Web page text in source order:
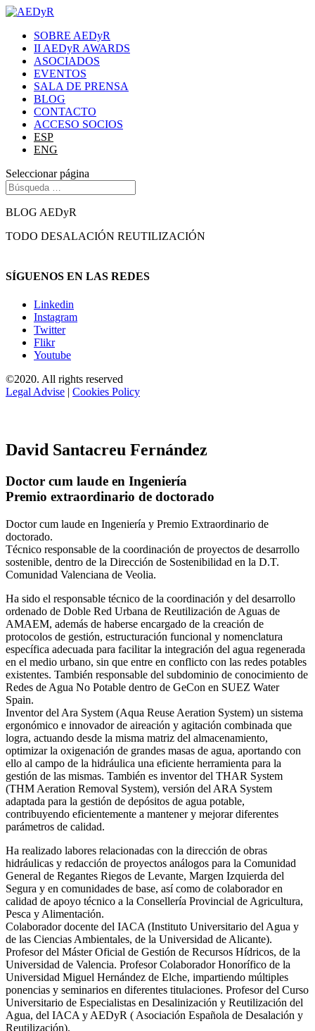
SOBRE AEDyR
II AEDyR AWARDS
ASOCIADOS
EVENTOS
SALA DE PRENSA
BLOG
CONTACTO
ACCESO SOCIOS
ESP
ENG
Seleccionar página
BLOG AEDyR
TODO DESALACIÓN REUTILIZACIÓN
SÍGUENOS EN LAS REDES
Linkedin
Instagram
Twitter
Flikr
Youtube
©2020. All rights reserved
Legal Advise | Cookies Policy
David Santacreu Fernández
Doctor cum laude en Ingeniería
Premio extraordinario de doctorado
Doctor cum laude en Ingeniería y Premio Extraordinario de
doctorado.
Técnico responsable de la coordinación de proyectos de desarrollo
sostenible, dentro de la Dirección de Sostenibilidad en la D.T.
Comunidad Valenciana de Veolia.
Ha sido el responsable técnico de la coordinación y del desarrollo
ordenado de Doble Red Urbana de Reutilización de Aguas de
AMAEM, además de haberse encargado de la creación de
protocolos de gestión, estructuración funcional y nomenclatura
específica adecuada para facilitar la integración del agua regenerada
en el medio urbano, sin que entre en conflicto con las redes potables
existentes. También responsable del subdominio de conocimiento de
Redes de Agua No Potable dentro de GeCon en SUEZ Water
Spain.
Inventor del Ara System (Aqua Reuse Aeration System) un sistema
ergonómico e innovador de aireación y agitación combinada que
logra, actuando desde la misma matriz del almacenamiento,
optimizar la oxigenación de grandes masas de agua, aportando con
ello al campo de la hidráulica una eficiente herramienta para la
gestión de las mismas. También es inventor del THAR System
(THM Aeration Removal System), versión del ARA System
adaptada para la gestión de depósitos de agua potable,
contribuyendo eficientemente a mantener y mejorar diferentes
parámetros de calidad.
Ha realizado labores relacionadas con la dirección de obras
hidráulicas y redacción de proyectos análogos para la Comunidad
General de Regantes Riegos de Levante, Margen Izquierda del
Segura y en comunidades de base, así como de colaborador en
calidad de apoyo técnico a la Consellería Provincial de Agricultura,
Pesca y Alimentación.
Colaborador docente del IACA (Instituto Universitario del Agua y
de las Ciencias Ambientales, de la Universidad de Alicante).
Profesor del Máster Oficial de Gestión de Recursos Hídricos, de la
Universidad de Valencia. Profesor Colaborador Honorífico de la
Universidad Miguel Hernández de Elche, impartiendo múltiples
ponencias y seminarios en diferentes titulaciones. Profesor del Curso
Universitario de Especialistas en Desalinización y Reutilización del
Agua, del IACA y AEDyR ( Asociación Española de Desalación y
Reutilización).